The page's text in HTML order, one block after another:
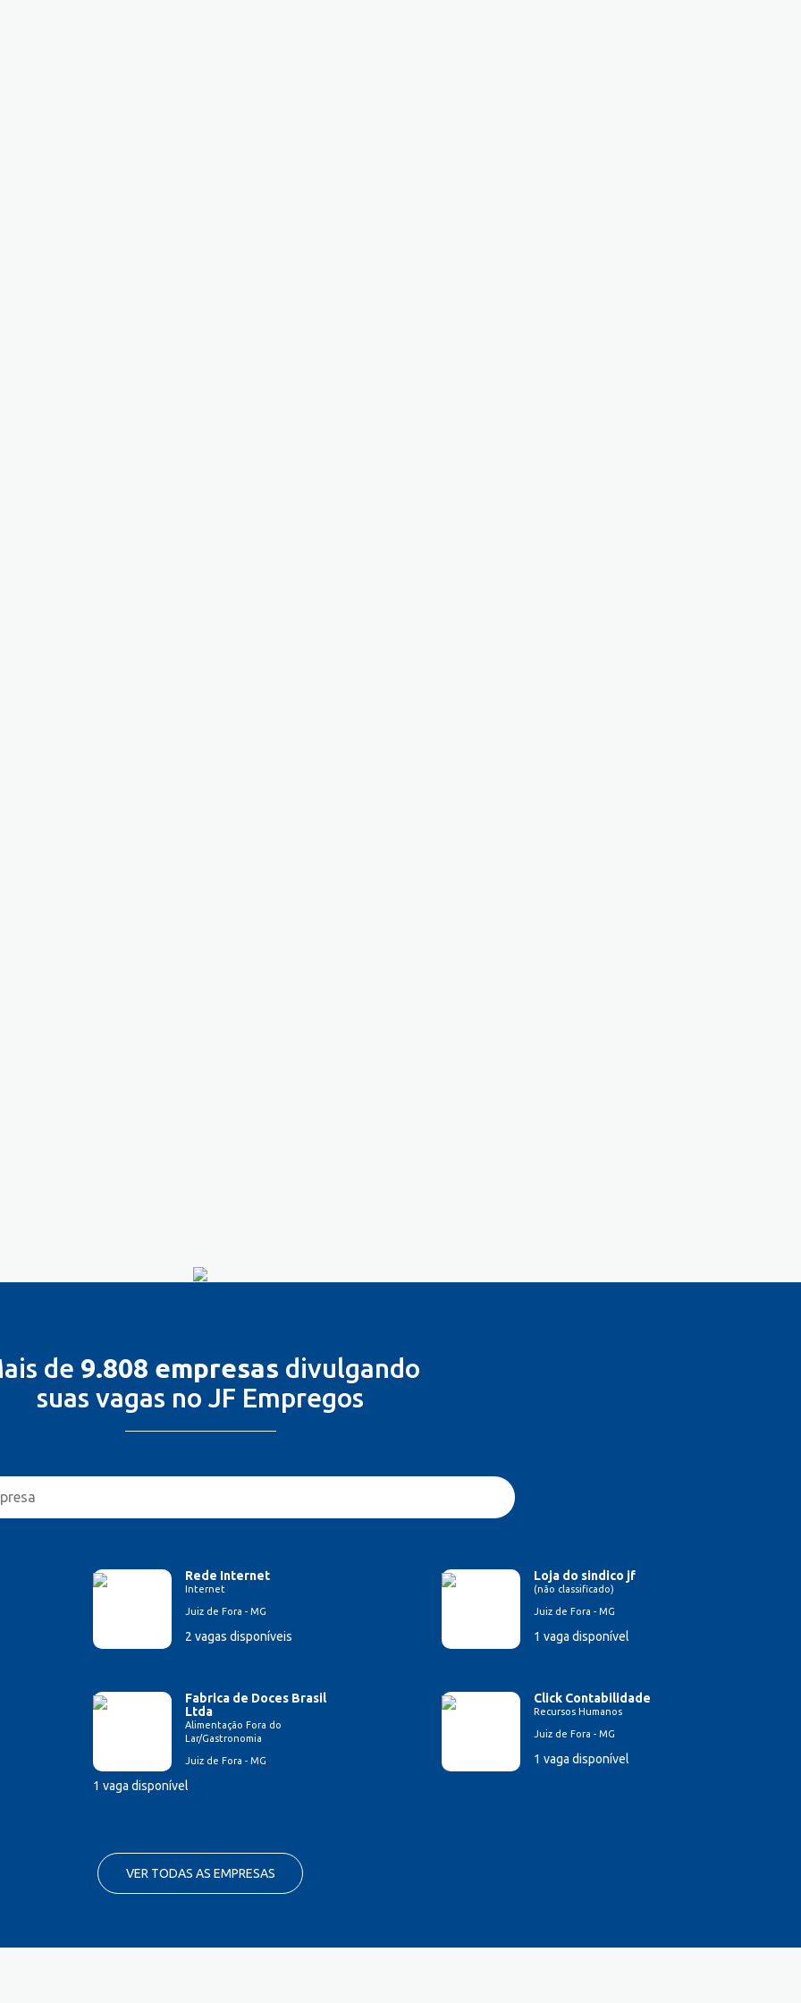
de 9.808 empresas divulgando
suas vagas no JF Empregos
Rede Internet
Internet
Juiz de Fora - MG
2 vagas disponíveis
Loja do sindico jf
(não classificado)
Juiz de Fora - MG
1 vaga disponível
Fabrica de Doces Brasil
Ltda
Alimentação Fora do
Lar/Gastronomia
Juiz de Fora - MG
1 vaga disponível
Click Contabilidade
Recursos Humanos
Juiz de Fora - MG
1 vaga disponível
VER TODAS AS EMPRESAS